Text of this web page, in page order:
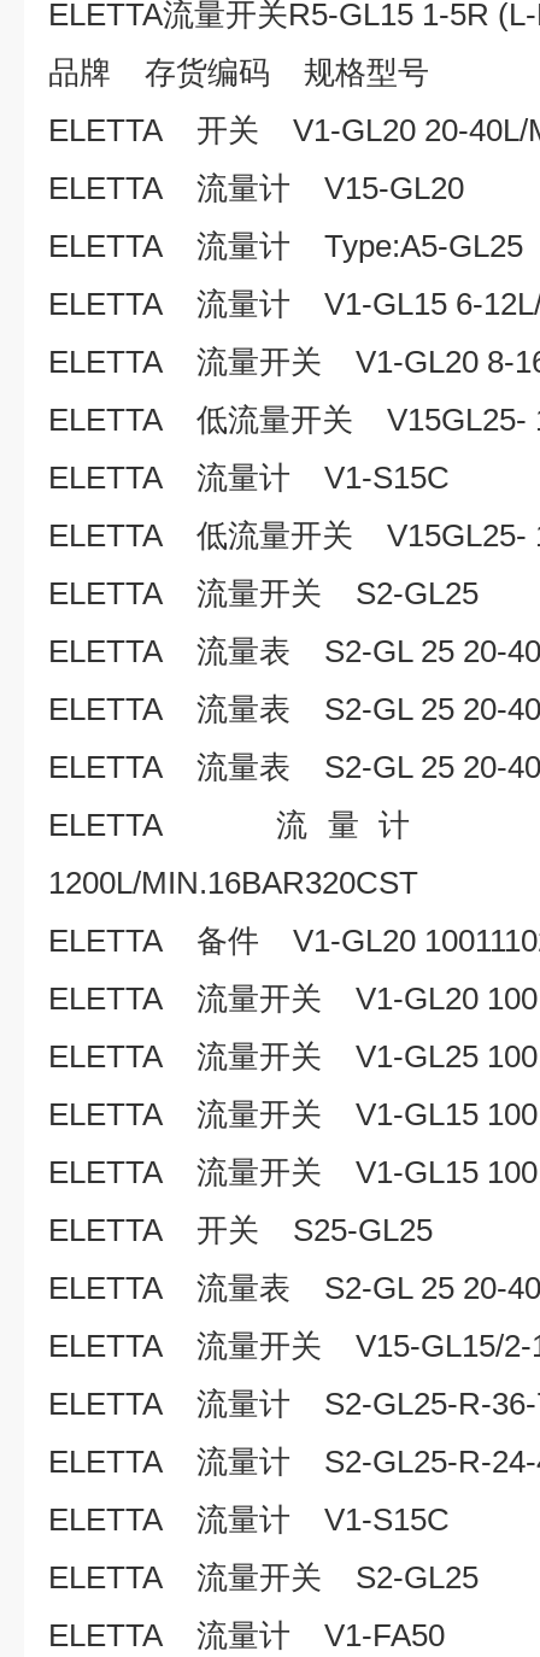
ELETTA流量开关R5-GL15 1-5R
品牌 存货编码 规格型号
ELETTA 开关 V1-GL20 20-40L/
ELETTA 流量计 V15-GL20
ELETTA 流量计 Type:A5-GL25
ELETTA 流量计 V1-GL15 6-
ELETTA 流量开关 V1-GL20 8-
ELETTA 低流量开关 V15GL25-
ELETTA 流量计 V1-S15C
ELETTA 低流量开关 V15GL25-
ELETTA 流量开关 S2-GL25
ELETTA 流量表 S2-GL 25 20-
ELETTA 流量表 S2-GL 25 20-
ELETTA 流量表 S2-GL 25 20-
ELETTA 流量计 S2-
1200L/MIN.16BAR320CST
ELETTA 备件 V1-GL20
ELETTA 流量开关 V1-GL20
ELETTA 流量开关 V1-GL25
ELETTA 流量开关 V1-GL15
ELETTA 流量开关 V1-GL15
ELETTA 开关 S25-GL25
ELETTA 流量表 S2-GL 25 20-
ELETTA 流量开关 V15-GL15/2-
ELETTA 流量计 S2-GL25-R-36-
ELETTA 流量计 S2-GL25-R-24-
ELETTA 流量计 V1-S15C
ELETTA 流量开关 S2-GL25
ELETTA 流量计 V1-FA50